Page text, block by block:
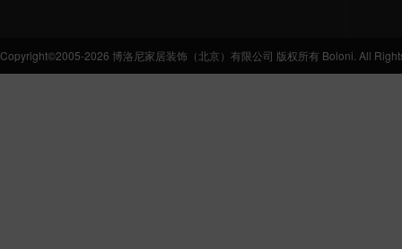
Copyright©2005-2026 博洛尼家居装饰（北京）有限公司 版权所有 Boloni. All